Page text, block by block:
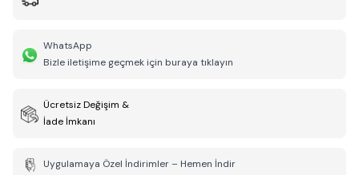
WhatsApp
Bizle iletişime geçmek için buraya tıklayın
Ücretsiz Değişim &
İade İmkanı
Uygulamaya Özel İndirimler – Hemen İndir